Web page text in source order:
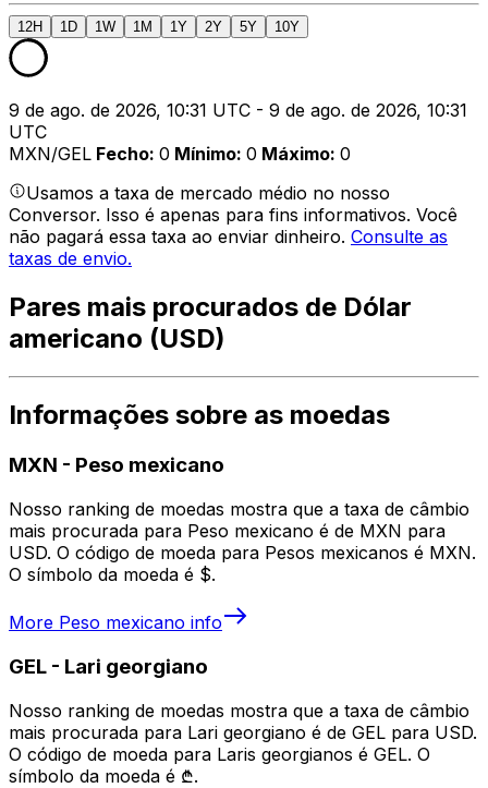
12H 1D 1W 1M 1Y 2Y 5Y 10Y
9 de ago. de 2026, 10:31 UTC - 9 de ago. de 2026, 10:31
UTC
MXN/GEL Fecho: 0 Mínimo: 0 Máximo: 0
Usamos a taxa de mercado médio no nosso
Conversor. Isso é apenas para fins informativos. Você
não pagará essa taxa ao enviar dinheiro. Consulte as
taxas de envio.
Pares mais procurados de Dólar
americano (USD)
Informações sobre as moedas
MXN - Peso mexicano
Nosso ranking de moedas mostra que a taxa de câmbio
mais procurada para Peso mexicano é de MXN para
USD. O código de moeda para Pesos mexicanos é MXN.
O símbolo da moeda é $.
More Peso mexicano info
GEL - Lari georgiano
Nosso ranking de moedas mostra que a taxa de câmbio
mais procurada para Lari georgiano é de GEL para USD.
O código de moeda para Laris georgianos é GEL. O
símbolo da moeda é ₾.